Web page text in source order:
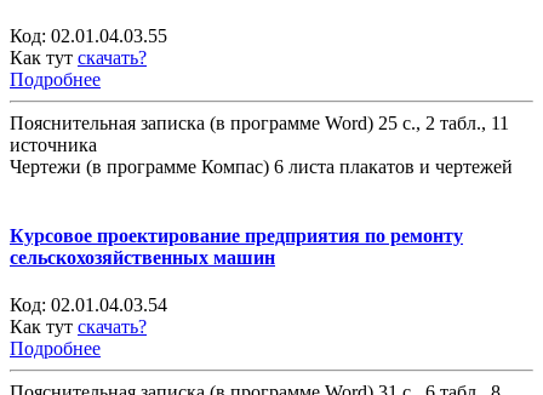
Код: 02.01.04.03.55
Как тут скачать?
Подробнее
Пояснительная записка (в программе Word) 25 с., 2 табл., 11
источника
Чертежи (в программе Компас) 6 листа плакатов и чертежей
Курсовое проектирование предприятия по ремонту
сельскохозяйственных машин
Код: 02.01.04.03.54
Как тут скачать?
Подробнее